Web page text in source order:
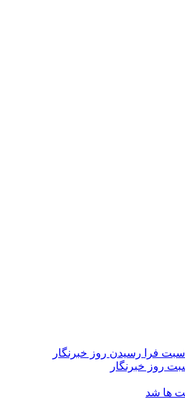
فرا رسیدن روز خبرنگار
روز خبرنگار
ها شد